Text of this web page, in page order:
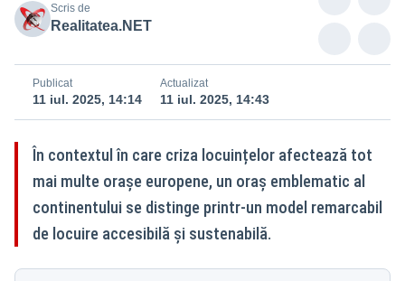
Scris de
Realitatea.NET
Publicat
11 iul. 2025, 14:14
Actualizat
11 iul. 2025, 14:43
În contextul în care criza locuințelor afectează tot
mai multe orașe europene, un oraș emblematic al
continentului se distinge printr-un model remarcabil
de locuire accesibilă și sustenabilă.